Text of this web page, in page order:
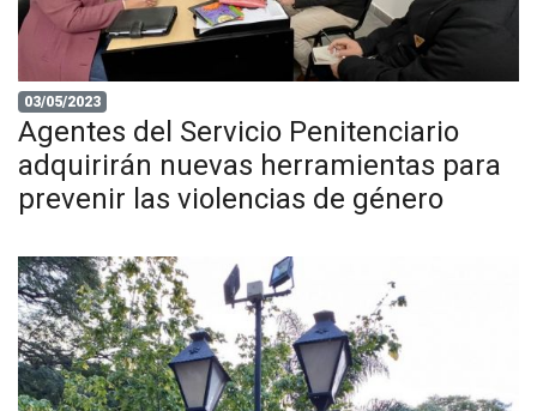
03/05/2023
Agentes del Servicio Penitenciario
adquirirán nuevas herramientas para
prevenir las violencias de género